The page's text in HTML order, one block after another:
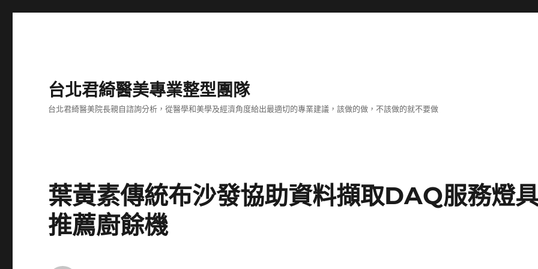
台北君綺醫美專業整型團隊
台北君綺醫美院長親自諮詢分析，從醫學和美學及經濟角度給出最適切的專業建議，該做的做，不該做的就不要做
葉黃素傳統布沙發協助資料擷取DAQ服務燈
推薦廚餘機